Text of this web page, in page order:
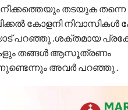
തടയുക തന്നെ
കോളനി നിവാസികൾ
പറഞ്ഞു .ശക്തമായ
തങ്ങൾ ആസൂത്രണം
അവർ പറഞ്ഞു .